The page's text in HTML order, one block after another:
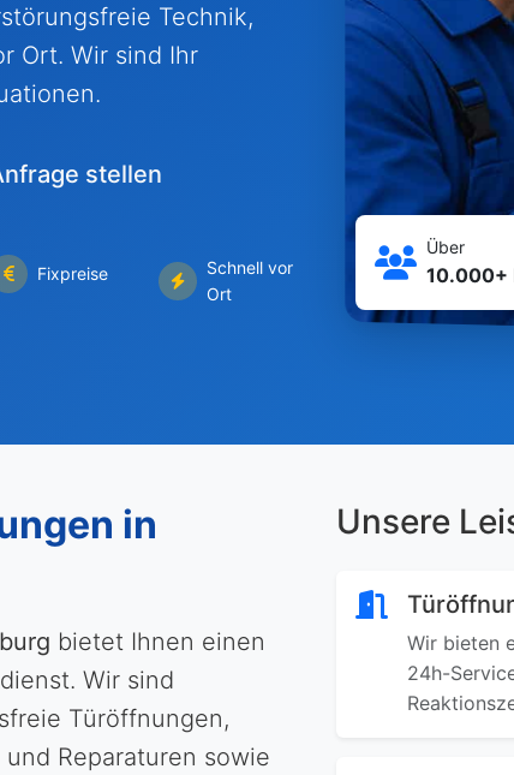
Technik,
Ort. Wir sind Ihr
stellen
Fixpreise
Schnell vor
Ort
Über
10.000+
in
bietet Ihnen einen
Wir sind
Türöffnungen,
Reparaturen sowie
Unsere
Wir bieten
24h-